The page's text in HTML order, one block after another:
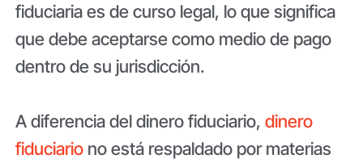
fiduciaria es de curso legal, lo que significa
que debe aceptarse como medio de pago
dentro de su jurisdicción.
A diferencia del dinero fiduciario,dinero
fiduciario no está respaldado por materias